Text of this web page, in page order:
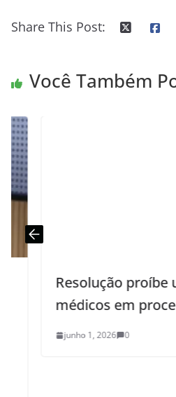
Share This Post:
Você Também
Resolução proíbe uso
médicos em
junho 1, 2026 0